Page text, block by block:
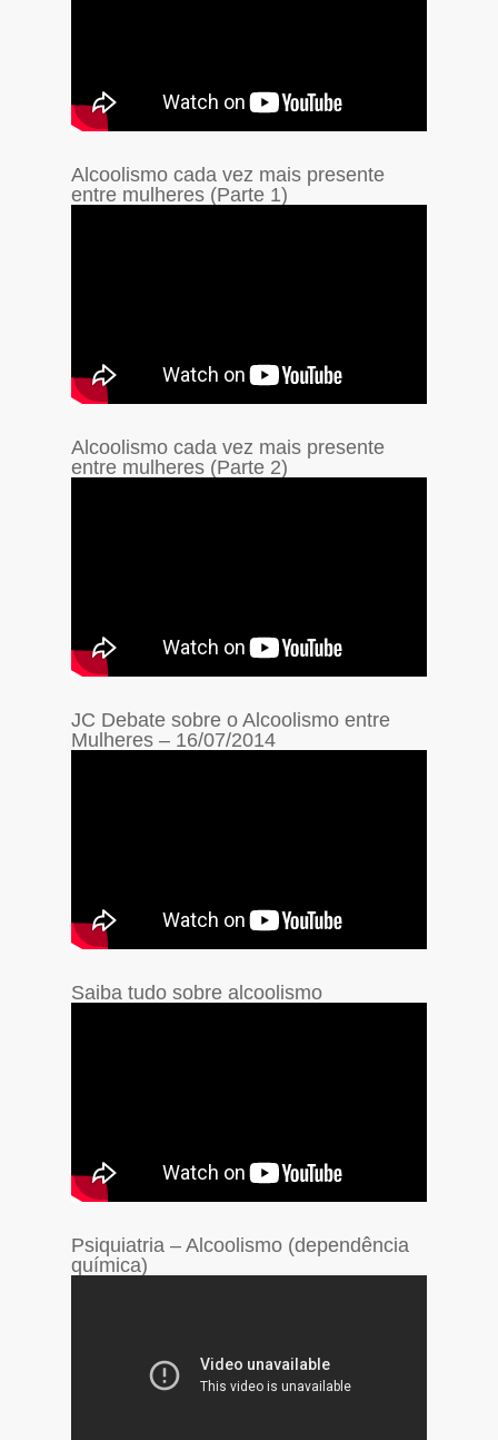
Alcoolismo cada vez mais presente
entre mulheres (Parte 1)
Alcoolismo cada vez mais presente
entre mulheres (Parte 2)
JC Debate sobre o Alcoolismo entre
Mulheres – 16/07/2014
Saiba tudo sobre alcoolismo
Psiquiatria – Alcoolismo (dependência
química)